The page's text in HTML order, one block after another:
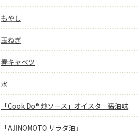
っと見る
もやし
玉ねぎ
春キャベツ
水
「Cook Do® 炒ソース」オイスタ―醤油味
「AJINOMOTO サラダ油」